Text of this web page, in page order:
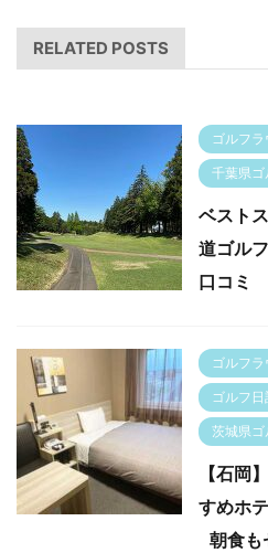
RELATED POSTS
ゴルフラ
千葉県ゴ
ベスト
道ゴル
口コミ
ゴルフラ
ゴルフ日
茨城県ゴ
【石岡
すめホ
朝食も